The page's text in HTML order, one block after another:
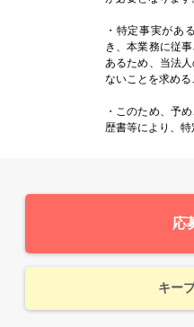
・特定事実があ
き、本業務に従
あるため、当法
ないことを求める
・このため、予
歴書等により、特
応
キー